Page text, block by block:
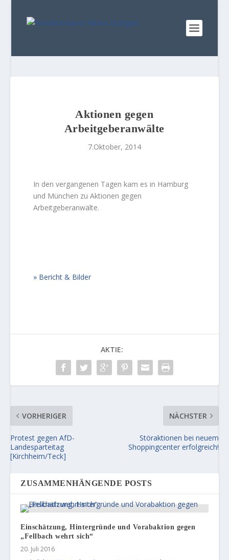
Aktionen gegen
Arbeitgeberanwälte
7.Oktober, 2014
In den vergangenen Tagen kam es in Hamburg
und München zu Aktionen gegen
Arbeitgeberanwälte.
Bericht & Bilder
AKTIE:
VORHERIGER
Protest gegen AfD-
Landesparteitag
[Kirchheim/Teck]
NÄCHSTER
Störaktionen bei neuem
Shoppingcenter erfolgreich!
ZUSAMMENHÄNGENDE POSTS
Einschätzung, Hintergründe und Vorabaktion gegen
„Fellbach wehrt sich“
20. Juli 2016